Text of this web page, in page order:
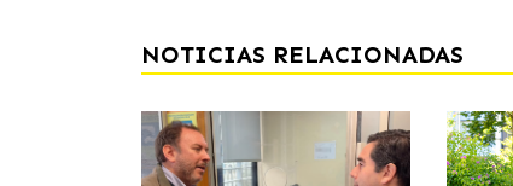
NOTICIAS RELACIONADAS